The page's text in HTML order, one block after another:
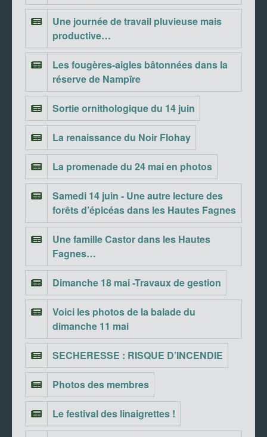
Une journée de travail pluvieuse mais
productive…
Les fougères-aigles bâtonnées dans la
réserve de Nampîre
Sortie ornithologique du 14 juin
La renaissance du Noir Flohay
La promenade du 24 mai en photos
Samedi 14 juin - Une autre lecture des
forêts d’épicéas dans les Hautes Fagnes
Une famille Castor dans les Hautes
Fagnes…
Dimanche 18 mai -Travaux de gestion
Voici les photos de la balade du
dimanche 11 mai
SECHERESSE : RISQUE D’INCENDIE
Photos des membres
Le festival des linaigrettes !